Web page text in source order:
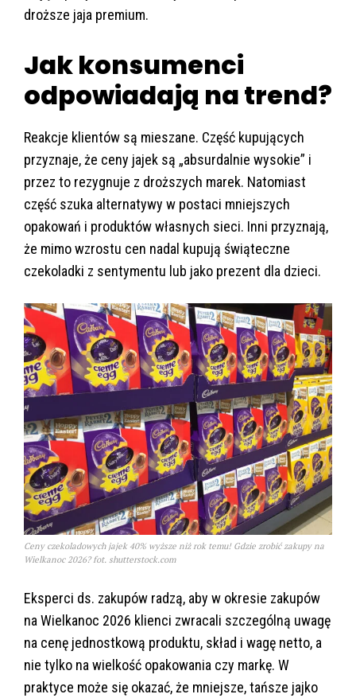
droższe jaja premium.
Jak konsumenci
odpowiadają na trend?
Reakcje klientów są mieszane. Część kupujących
przyznaje, że ceny jajek są „absurdalnie wysokie” i
przez to rezygnuje z droższych marek. Natomiast
część szuka alternatywy w postaci mniejszych
opakowań i produktów własnych sieci. Inni przyznają,
że mimo wzrostu cen nadal kupują świąteczne
czekoladki z sentymentu lub jako prezent dla dzieci.
Ceny czekoladowych jajek 40% wyższe niż rok temu! Gdzie zrobić zakupy na
Wielkanoc 2026? fot. shutterstock.com
Eksperci ds. zakupów radzą, aby w okresie zakupów
na Wielkanoc 2026 klienci zwracali szczególną uwagę
na cenę jednostkową produktu, skład i wagę netto, a
nie tylko na wielkość opakowania czy markę. W
praktyce może się okazać, że mniejsze, tańsze jajko